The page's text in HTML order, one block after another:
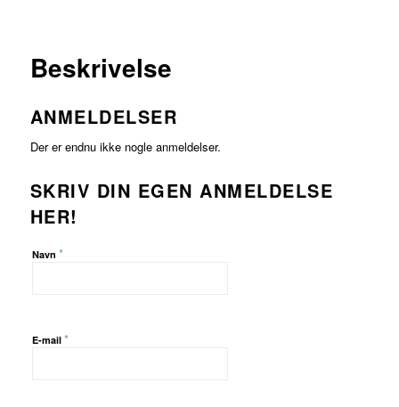
Beskrivelse
ANMELDELSER
Der er endnu ikke nogle anmeldelser.
SKRIV DIN EGEN ANMELDELSE
HER!
Navn *
E-mail *